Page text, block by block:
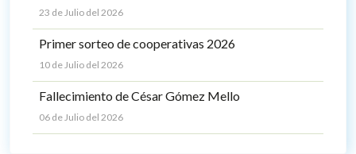
23 de Julio del 2026
Primer sorteo de cooperativas 2026
10 de Julio del 2026
Fallecimiento de César Gómez Mello
06 de Julio del 2026